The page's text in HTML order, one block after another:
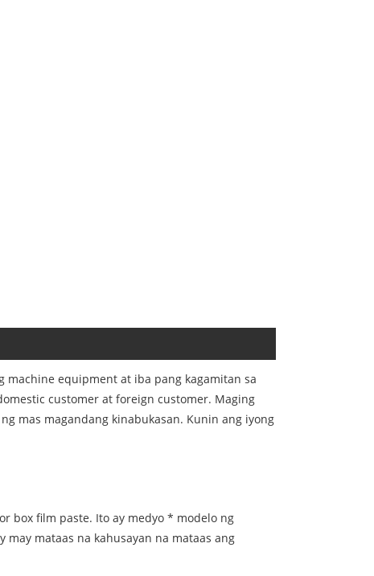
machine equipment at iba pang kagamitan sa
customer at foreign customer. Maging
mas magandang kinabukasan. Kunin ang iyong
box film paste. Ito ay medyo * modelo ng
mataas na kahusayan na mataas ang